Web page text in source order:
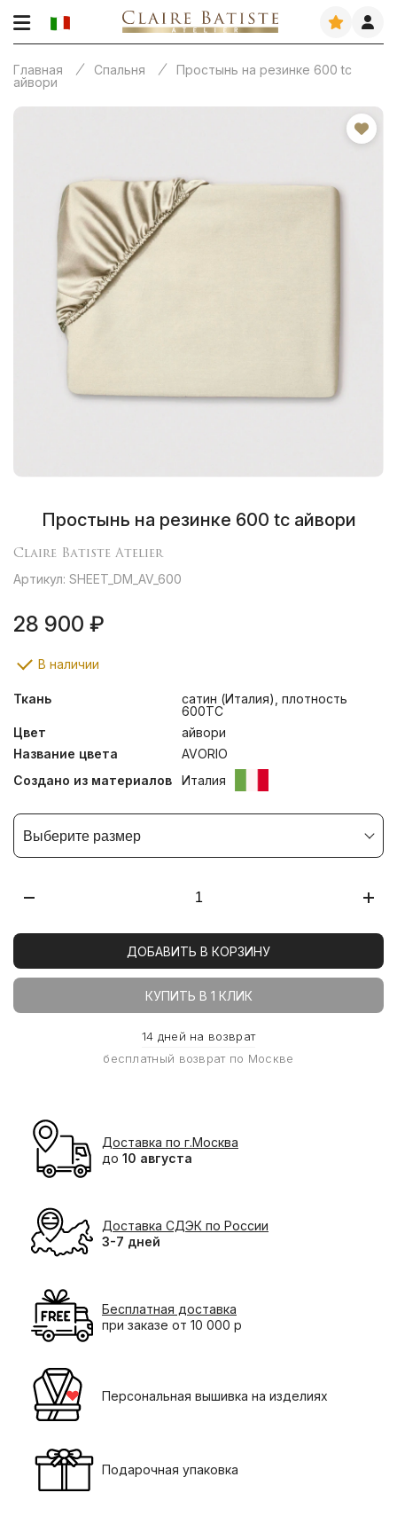
Главная Спальня
Простынь на резинке 600 tc
айвори
Простынь на резинке 600 tc айвори
Claire Batiste Atelier
Артикул: SHEET_DM_AV_600
28 900 ₽
В наличии
Ткань
сатин (Италия), плотность
600ТС
Цвет
айвори
Название цвета
AVORIO
Создано из материалов
Италия
Выберите размер
ДОБАВИТЬ В КОРЗИНУ
КУПИТЬ В 1 КЛИК
14 дней на возврат
бесплатный возврат по Москве
Доставка по г.Москва
до 10 августа
Доставка СДЭК по России
3-7 дней
Бесплатная доставка
при заказе от 10 000 р
Персональная вышивка на изделиях
Подарочная упаковка